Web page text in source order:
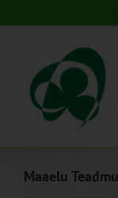
to
Maaelu